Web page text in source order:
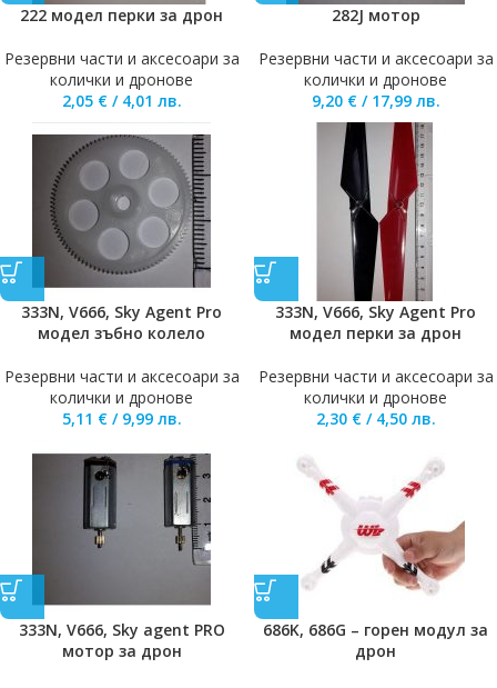
222 модел перки за дрон
Резервни части и аксесоари за
колички и дронове
2,05 € / 4,01 лв.
282J мотор
Резервни части и аксесоари за
колички и дронове
9,20 € / 17,99 лв.
333N, V666, Sky Agent Pro
модел зъбно колело
Резервни части и аксесоари за
колички и дронове
5,11 € / 9,99 лв.
333N, V666, Sky Agent Pro
модел перки за дрон
Резервни части и аксесоари за
колички и дронове
2,30 € / 4,50 лв.
333N, V666, Sky agent PRO
мотор за дрон
686K, 686G – горен модул за
дрон